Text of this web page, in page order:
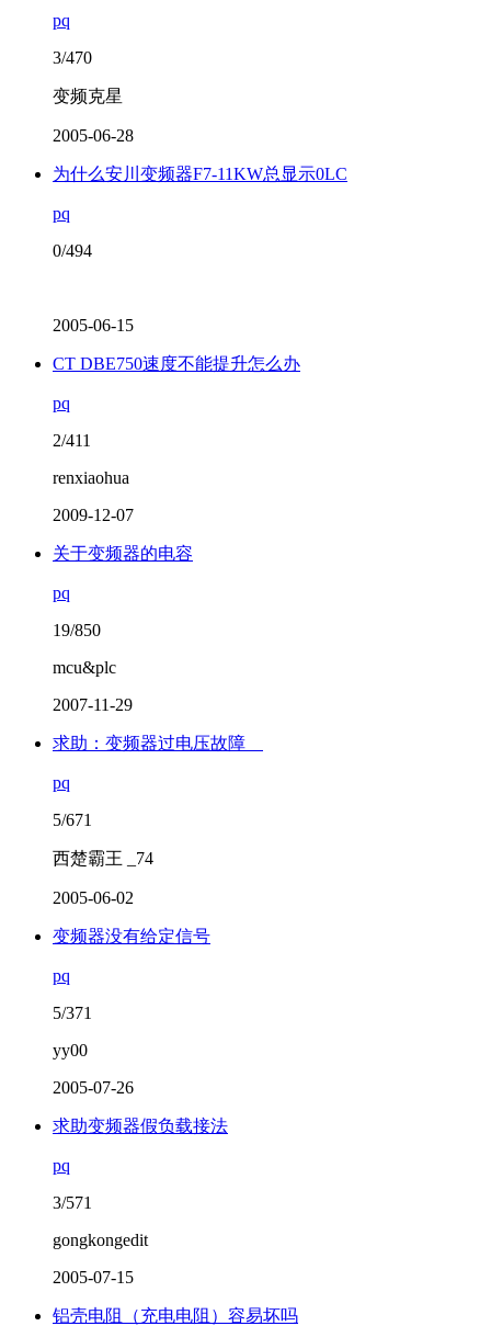
pq
3/470
变频克星
2005-06-28
为什么安川变频器F7-11KW总显示0LC
pq
0/494
2005-06-15
CT DBE750速度不能提升怎么办
pq
2/411
renxiaohua
2009-12-07
关于变频器的电容
pq
19/850
mcu&plc
2007-11-29
求助：变频器过电压故障
pq
5/671
西楚霸王 _74
2005-06-02
变频器没有给定信号
pq
5/371
yy00
2005-07-26
求助变频器假负载接法
pq
3/571
gongkongedit
2005-07-15
铝壳电阻（充电电阻）容易坏吗